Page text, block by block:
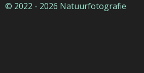
© 2022 - 2026 Natuurfotografie